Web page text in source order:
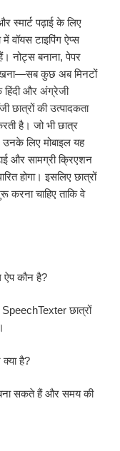
पढ़ाई के लिए
टाइपिंग ऐप्स
नोट्स बनाना, पेपर
कुछ अब मिनटों
हिंदी और अंग्रेजी
छात्रों की उत्पादकता
है। जो भी छात्र
उनके लिए मोबाइल यह
और सामग्री क्रिएशन
होगा। इसलिए छात्रों
करना चाहिए ताकि वे
ऐप कौन है?
छात्रों
है?
बना सकते हैं और समय की